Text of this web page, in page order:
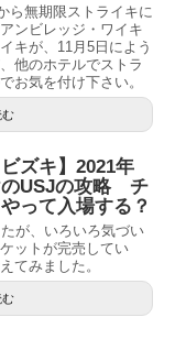
ら無期限ストライキに
ンビレッジ・ワイキ
キが、11月5日によう
他のホテルでストラ
お気を付け下さい。
ズキ】2021年
USJの攻略 チ
って入場する？
が、いろいろ気づい
ットが完売してい
てみました。